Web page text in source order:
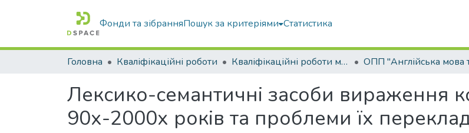
Фонди та зібранняПошук за критеріями Статистика
Головна Кваліфікаційні роботи Кваліфікаційні роботи магістрів
Лексико-семантичні засоби вираження
90х-2000х років та проблеми їх